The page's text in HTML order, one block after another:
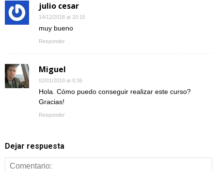
julio cesar
14/12/2018 at 20:15
muy bueno
Responder
Miguel
02/01/2019 at 0:36
Hola. Cómo puedo conseguir realizar este curso?
Gracias!
Responder
Dejar respuesta